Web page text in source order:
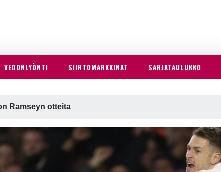
VEDONLYÖNTI SIIRTOMARKKINAT SARJATAULUKKO
Ramseyn otteita